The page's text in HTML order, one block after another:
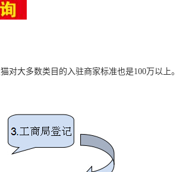
对大多数类目的入驻商家标准也是100万以上。